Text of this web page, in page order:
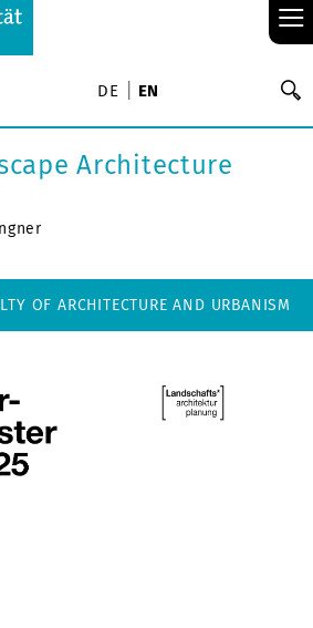
≡
DE EN
Architecture
OF ARCHITECTURE AND URBANISM